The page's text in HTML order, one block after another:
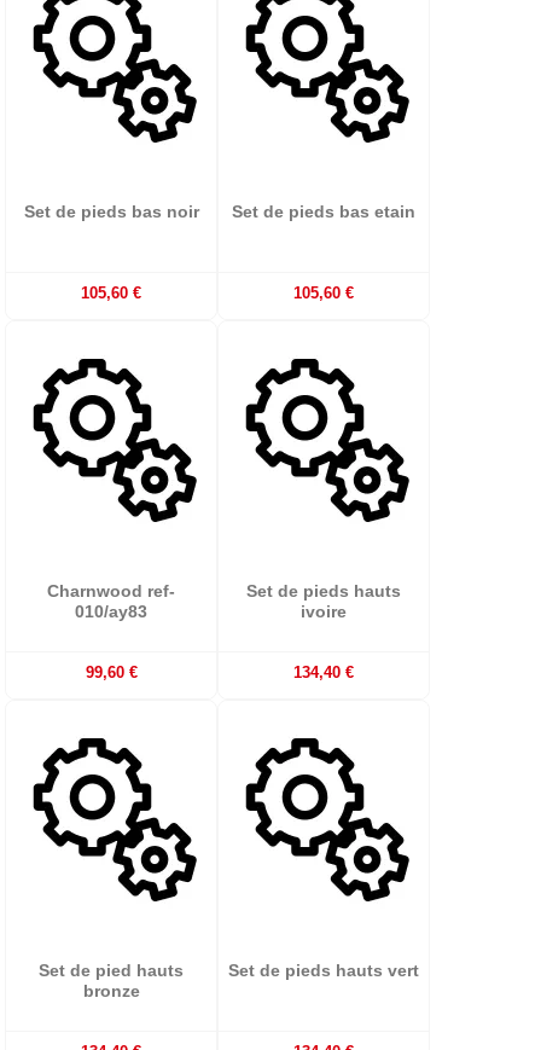
Set de pieds bas noir
105,60 €
Set de pieds bas etain
105,60 €
Charnwood ref-
010/ay83
99,60 €
Set de pieds hauts
ivoire
134,40 €
Set de pied hauts
bronze
Set de pieds hauts vert